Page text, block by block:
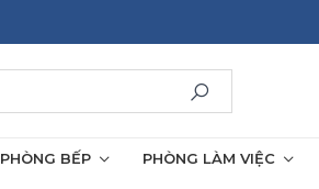
PHÒNG BẾP PHÒNG LÀM VIỆC